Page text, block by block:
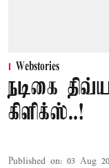
Webstories
நடிகை
கிளிக்ஸ்..!
Published on: 03 Aug